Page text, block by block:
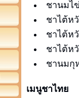
ชานมไ
ชาไต้ห
ชาไต้ห
ชาไต้ห
ชานมกุ
เมนูชาไทย